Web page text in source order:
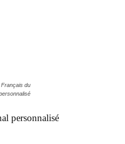
Français du
personnalisé